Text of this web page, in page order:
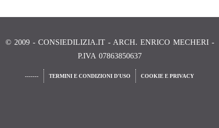
© 2009 - CONSIEDILIZIA.IT - ARCH. ENRICO MECHERI -
P.IVA 07863850637
------- TERMINI E CONDIZIONI D'USO COOKIE E PRIVACY